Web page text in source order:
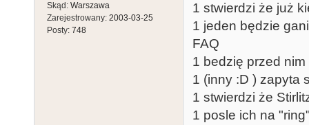
Skąd: Warszawa
Zarejestrowany: 2003-03-25
Posty: 748
1 stwierdzi że już
1 jeden będzie
FAQ
1 bedzię przed nim
1 (inny :D ) zapyta
1 stwierdzi że
1 posle ich na